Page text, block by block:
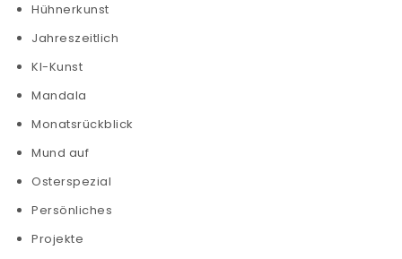
Hühnerkunst
Jahreszeitlich
KI-Kunst
Mandala
Monatsrückblick
Mund auf
Osterspezial
Persönliches
Projekte